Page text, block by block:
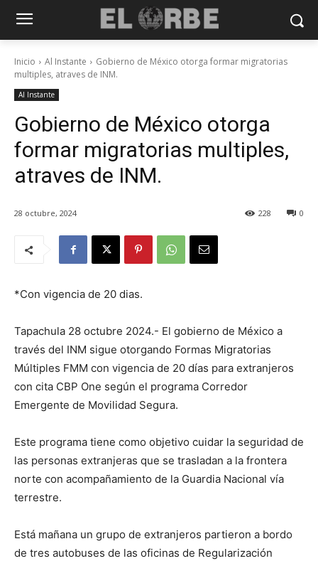
Inicio Al Instante
Gobierno de México otorga formar migratorias
multiples, atraves de INM.
Al Instante
Gobierno de México otorga
formar migratorias multiples,
atraves de INM.
28 octubre, 2024 0
228
*Con vigencia de 20 dias.
Tapachula 28 octubre 2024.- El gobierno de México a
través del INM sigue otorgando Formas Migratorias
Múltiples FMM con vigencia de 20 días para extranjeros
con cita CBP One según el programa Corredor
Emergente de Movilidad Segura.
Este programa tiene como objetivo cuidar la seguridad de
las personas extranjeras que se trasladan a la frontera
norte con acompañamiento de la Guardia Nacional vía
terrestre.
Está mañana un grupo de extranjeros partieron a bordo
de tres autobuses de las oficinas de Regularización